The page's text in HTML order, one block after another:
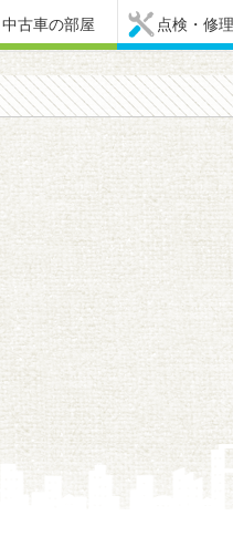
中古車の部屋 点検・修